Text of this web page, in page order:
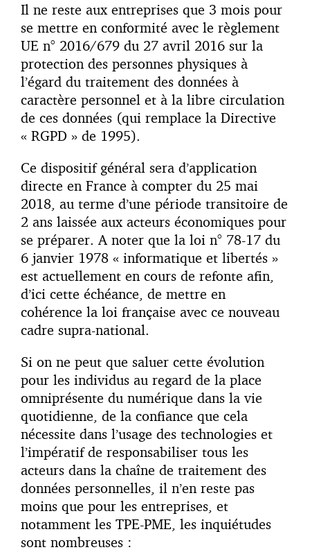
Il ne reste aux entreprises que 3 mois pour
se mettre en conformité avec le règlement
UE n° 2016/679 du 27 avril 2016 sur la
protection des personnes physiques à
l’égard du traitement des données à
caractère personnel et à la libre circulation
de ces données (qui remplace la Directive
« RGPD » de 1995).
Ce dispositif général sera d’application
directe en France à compter du 25 mai
2018, au terme d’une période transitoire de
2 ans laissée aux acteurs économiques pour
se préparer. A noter que la loi n° 78-17 du
6 janvier 1978 « informatique et libertés »
est actuellement en cours de refonte afin,
d’ici cette échéance, de mettre en
cohérence la loi française avec ce nouveau
cadre supra-national.
Si on ne peut que saluer cette évolution
pour les individus au regard de la place
omniprésente du numérique dans la vie
quotidienne, de la confiance que cela
nécessite dans l’usage des technologies et
l’impératif de responsabiliser tous les
acteurs dans la chaîne de traitement des
données personnelles, il n’en reste pas
moins que pour les entreprises, et
notamment les TPE-PME, les inquiétudes
sont nombreuses :